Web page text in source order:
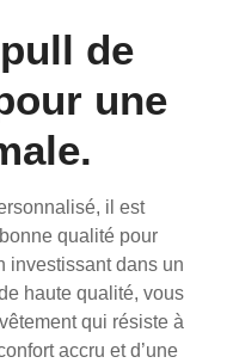
de
une
il est
qualité pour
investissant dans un
haute qualité, vous
qui résiste à
accru et d’une